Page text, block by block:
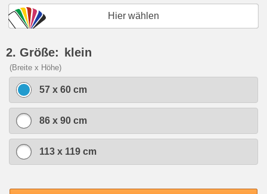
Hier wählen
2. Größe: klein
(Breite x Höhe)
57 x 60 cm
86 x 90 cm
113 x 119 cm